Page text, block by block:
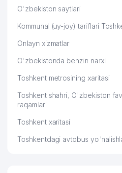
BYUROSI
53 DILRUZ MChJ
54
QULMATOVA DILDORA
56 PREMIUM SPORT
57
O'zbekiston saytlari
Kommunal (uy-joy) tariflari
Onlayn xizmatlar
O'zbekistonda benzin narxi
Toshkent metrosining xaritasi
Toshkent shahri, O'zbekiston
raqamlari
Toshkent xaritasi
Toshkentdagi avtobus